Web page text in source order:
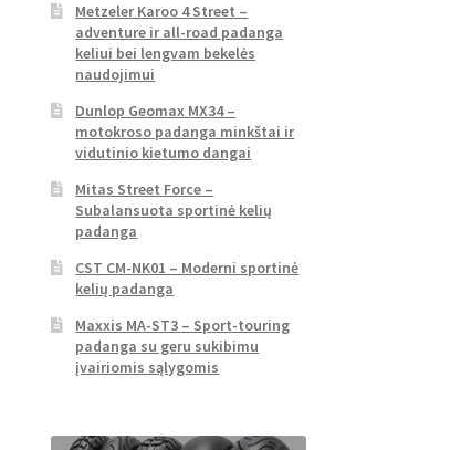
Metzeler Karoo 4 Street –
adventure ir all-road padanga
keliui bei lengvam bekelės
naudojimui
Dunlop Geomax MX34 –
motokroso padanga minkštai ir
vidutinio kietumo dangai
Mitas Street Force –
Subalansuota sportinė kelių
padanga
CST CM-NK01 – Moderni sportinė
kelių padanga
Maxxis MA-ST3 – Sport-touring
padanga su geru sukibimu
įvairiomis sąlygomis